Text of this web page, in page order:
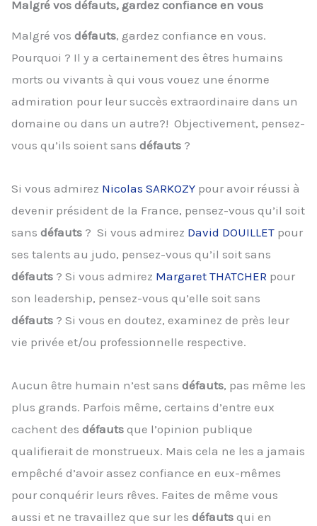
Malgré vos défauts, gardez confiance en vous
Malgré vos défauts, gardez confiance en vous.
Pourquoi ? Il y a certainement des êtres humains
morts ou vivants à qui vous vouez une énorme
admiration pour leur succès extraordinaire dans un
domaine ou dans un autre?! Objectivement, pensez-
vous qu’ils soient sans défauts ?
Si vous admirez Nicolas SARKOZY pour avoir réussi à
devenir président de la France, pensez-vous qu’il soit
sans défauts ? Si vous admirez David DOUILLET pour
ses talents au judo, pensez-vous qu’il soit sans
défauts ? Si vous admirez Margaret THATCHER pour
son leadership, pensez-vous qu’elle soit sans
défauts ? Si vous en doutez, examinez de près leur
vie privée et/ou professionnelle respective.
Aucun être humain n’est sans défauts, pas même les
plus grands. Parfois même, certains d’entre eux
cachent des défauts que l’opinion publique
qualifierait de monstrueux. Mais cela ne les a jamais
empêché d’avoir assez confiance en eux-mêmes
pour conquérir leurs rêves. Faites de même vous
aussi et ne travaillez que sur les défauts qui en